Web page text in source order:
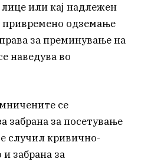
или кај надлежен
привремено одземање
за преминување на
наведува во
се
забрана за посетување
случил кривично-
забрана за